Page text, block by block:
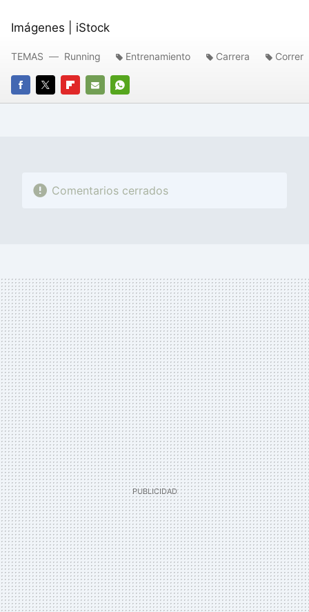
Imágenes | iStock
FACEBOOK
TWITTERFLIPBOARD
E-
WHATSAPP
TEMAS Running Entrenamiento Carrera Correr
Comentarios cerrados